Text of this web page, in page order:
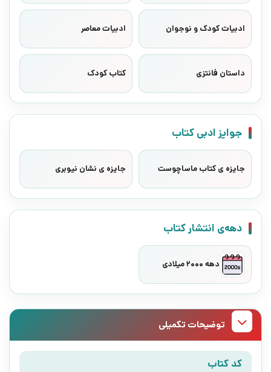
ادبیات کودک و نوجوان ادبیات معاصر
داستان فانتزی کتاب کودک
جوایز ادبی کتاب
جایزه ی کتاب ماساچوست جایزه ی نشان نیوبری
دهه‌ی انتشار کتاب
دهه 2000 میلادی
توضیحات تکمیلی
کد کتاب